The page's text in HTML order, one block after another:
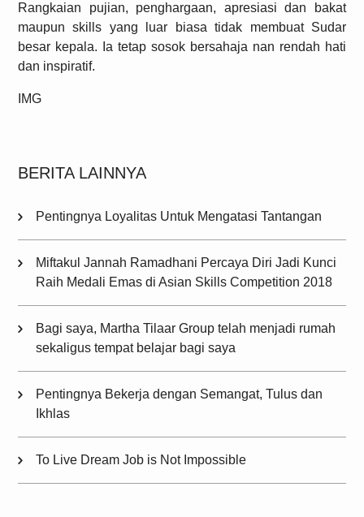
Rangkaian pujian, penghargaan, apresiasi dan bakat
maupun skills yang luar biasa tidak membuat Sudar
besar kepala. Ia tetap sosok bersahaja nan rendah hati
dan inspiratif.
IMG
BERITA LAINNYA
Pentingnya Loyalitas Untuk Mengatasi Tantangan
Miftakul Jannah Ramadhani Percaya Diri Jadi Kunci
Raih Medali Emas di Asian Skills Competition 2018
Bagi saya, Martha Tilaar Group telah menjadi rumah
sekaligus tempat belajar bagi saya
Pentingnya Bekerja dengan Semangat, Tulus dan
Ikhlas
To Live Dream Job is Not Impossible